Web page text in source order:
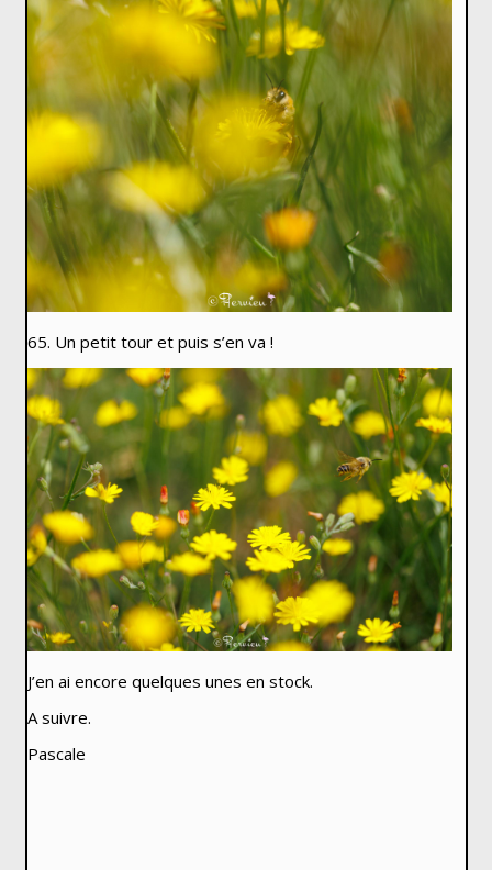
65. Un petit tour et puis s’en va !
J’en ai encore quelques unes en stock.
A suivre.
Pascale